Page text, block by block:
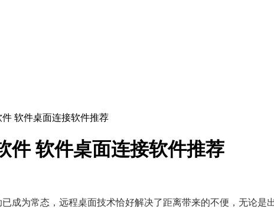
软件桌面连接软件推荐
件 软件桌面连接软件推荐
成为常态，远程桌面技术恰好解决了距离带来的不便，无论